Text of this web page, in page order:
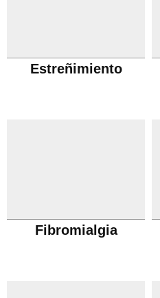
Estreñimiento
Fibromialgia